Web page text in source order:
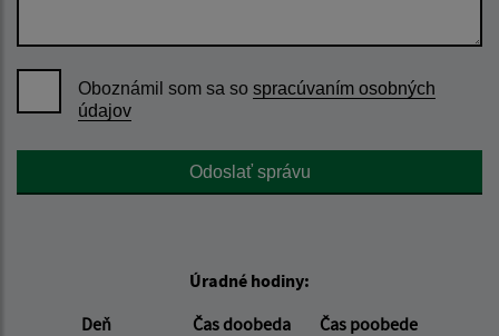
Oboznámil som sa so spracúvaním osobných
údajov
Google reCaptcha ResponseOdoslať správu
Úradné hodiny:
Deň
Čas doobeda
Čas poobede